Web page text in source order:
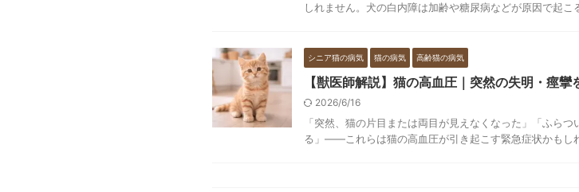
しれません。犬の白内障は加齢や糖尿病などが原因で起
シニア猫の病気 猫の病気 高齢猫の病気
【獣医師解説】猫の高血圧｜突然の失明・痙
2026/6/16
「突然、猫の片目または両目が見えなくなった」「ふら
る」——これらは猫の高血圧が引き起こす緊急症状かもし